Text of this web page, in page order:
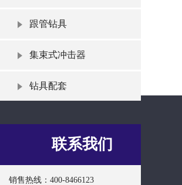
跟管钻具
集束式冲击器
钻具配套
联系我们
销售热线：400-8466123